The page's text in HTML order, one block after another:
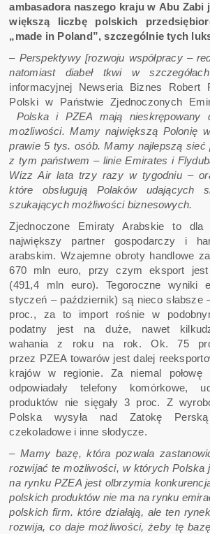
ambasadora naszego kraju w Abu Zabi
większą liczbę polskich
„made in Poland”, szczególnie tych
– Perspektywy [rozwoju współpracy –
natomiast diabeł tkwi w szczegółach
informacyjnej Newseria Biznes Robert
Polski w Państwie Zjednoczonych
Polska i PZEA mają nieskrępowany
możliwości. Mamy największą Polonię
prawie 5 tys. osób. Mamy najlepszą sieć
z tym państwem – linie Emirates i
Wizz Air lata trzy razy w tygodniu –
które obsługują Polaków
szukających możliwości biznesowych.
Zjednoczone Emiraty Arabskie to
największy partner gospodarczy i
arabskim. Wzajemne obroty handlowe
670 mln euro, przy czym eksport
(491,4 mln euro). Tegoroczne wyniki
styczeń – październik) są nieco słabsze
proc., za to import rośnie w
podatny jest na duże, nawet
wahania z roku na rok. Ok. 75
przez PZEA towarów jest dalej
krajów w regionie. Za niemal połowę
odpowiadały telefony komórkowe,
produktów nie sięgały 3 proc. Z
Polska wysyła nad Zatokę
czekoladowe i inne słodycze.
–Mamy bazę, która pozwala
rozwijać te możliwości, w których Polska
na rynku PZEA jest olbrzymia
polskich produktów nie ma na rynku
polskich firm. które działają, ale ten
rozwija, co daje możliwości, żeby tę